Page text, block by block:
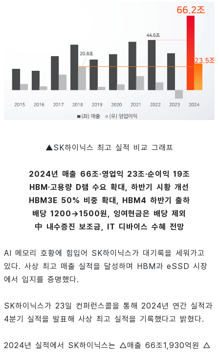
▲SK하이닉스 최고 실적 비교 그래프
2024년 매출 66조·영업익 23조·순이익 19조
HBM·고용량 D램 수요 확대, 하반기 시황 개선
HBM3E 50% 비중 확대, HBM4 하반기 출하
배당 1200→1500원, 잉여현금은 배당 제외
中 내수증진 보조금, IT 디바이스 수혜 전망
AI 메모리 호황에 힘입어 SK하이닉스가 대기록을 세워가고
있다. 사상 최고 매출 실적을 달성하며 HBM과 eSSD 시장
에서 입지를 증명했다.
SK하이닉스가 23일 컨퍼런스콜을 통해 2024년 연간 실적과
4분기 실적을 발표해 사상 최고 실적을 기록했다고 밝혔다.
2024년 실적에서 SK하이닉스는 △매출 66조1,930억원 △